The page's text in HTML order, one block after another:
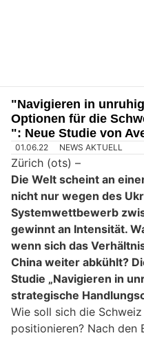
"Navigieren in
Optionen für die
": Neue Studie von
01.06.22 NEWS AKTUELL
Zürich (ots) –
Die Welt scheint an
nicht nur wegen des
Systemwettbewerb
gewinnt an Intensität.
wenn sich das
China weiter abkühlt?
Studie „Navigieren in
strategische
Wie soll sich die
positionieren? Nach den